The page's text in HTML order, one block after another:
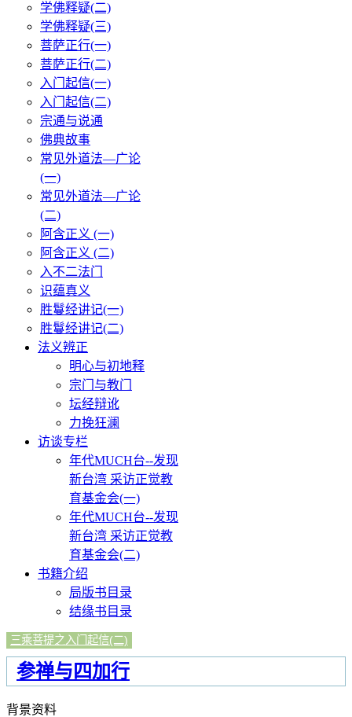
学佛释疑(二)
学佛释疑(三)
菩萨正行(一)
菩萨正行(二)
入门起信(一)
入门起信(二)
宗通与说通
佛典故事
常见外道法—广论
(一)
常见外道法—广论
(二)
阿含正义 (一)
阿含正义 (二)
入不二法门
识蕴真义
胜鬘经讲记(一)
胜鬘经讲记(二)
法义辨正
明心与初地释
宗门与教门
坛经辩讹
力挽狂澜
访谈专栏
年代MUCH台--发现
新台湾 采访正觉教
育基金会(一)
年代MUCH台--发现
新台湾 采访正觉教
育基金会(二)
书籍介绍
局版书目录
结缘书目录
三乘菩提之入门起信(二)
参禅与四加行
背景资料